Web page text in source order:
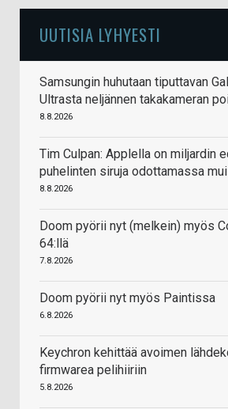
UUTISIA LYHYESTI
Samsungin huhutaan tiputtavan
Ultrasta neljännen takakameran
8.8.2026
Tim Culpan: Applella on miljardin
puhelinten siruja odottamassa
8.8.2026
Doom pyörii nyt (melkein) myös
64:llä
7.8.2026
Doom pyörii nyt myös Paintissa
6.8.2026
Keychron kehittää avoimen
firmwarea pelihiiriin
5.8.2026